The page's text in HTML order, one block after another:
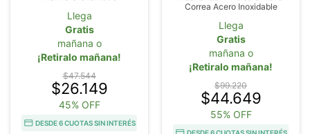
Llega
Gratis
mañana o
¡Retiralo mañana!
$47.544
$26.149
45% OFF
DESDE 6 CUOTAS SIN INTERÉS
Correa Acero Inoxidable
Llega
Gratis
mañana o
¡Retiralo mañana!
$99.220
$44.649
55% OFF